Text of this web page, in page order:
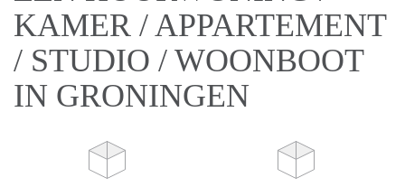
KAMER / APPARTEMENT
/ STUDIO / WOONBOOT
IN GRONINGEN